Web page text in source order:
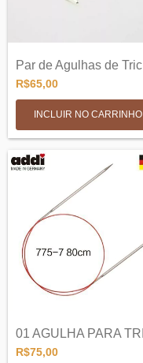
R$65,00
INCLUIR NO CARRINHO
R$75,00